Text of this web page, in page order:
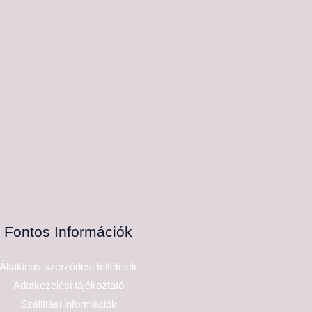
Fontos Információk
Általános szerződési feltételek
Adatkezelési tájékoztató
Szállítási információk